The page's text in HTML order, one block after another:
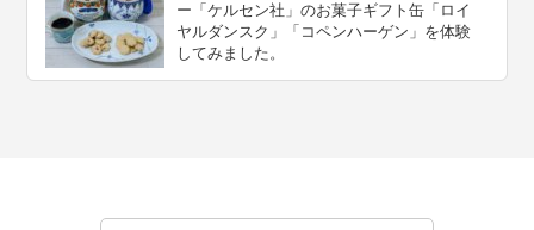
ー「ケルセン社」のお菓子ギフト缶「ロイ
ヤルダンスク」「コペンハーゲン」を体験
してみました。